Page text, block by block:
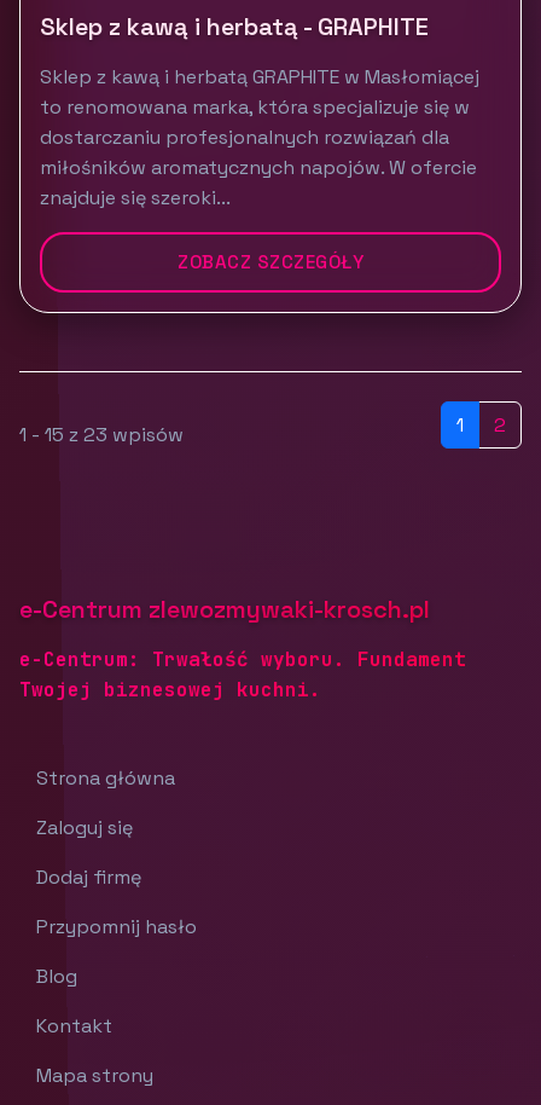
Sklep z kawą i herbatą - GRAPHITE
Sklep z kawą i herbatą GRAPHITE w Masłomiącej
to renomowana marka, która specjalizuje się w
dostarczaniu profesjonalnych rozwiązań dla
miłośników aromatycznych napojów. W ofercie
znajduje się szeroki...
ZOBACZ SZCZEGÓŁY
1 - 15 z 23 wpisów 1 2
e-Centrum zlewozmywaki-krosch.pl
e-Centrum: Trwałość wyboru. Fundament
Twojej biznesowej kuchni.
Strona główna
Zaloguj się
Dodaj firmę
Przypomnij hasło
Blog
Kontakt
Mapa strony